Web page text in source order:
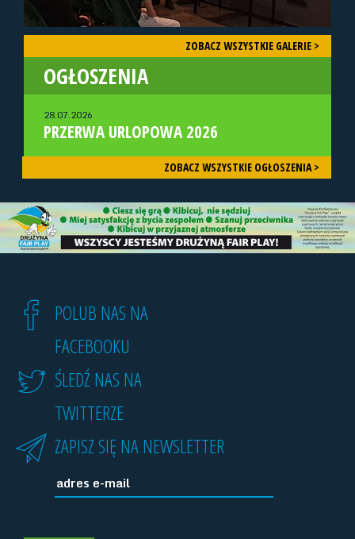
ZOBACZ WSZYSTKIE GALERIE >
OGŁOSZENIA
28.07.2026
PRZERWA URLOPOWA 2026
ZOBACZ WSZYSTKIE OGŁOSZENIA >
POLUB NAS NA
FACEBOOKU
ŚLEDŹ NAS NA
TWITTERZE
ZAPISZ SIĘ NA NEWSLETTER